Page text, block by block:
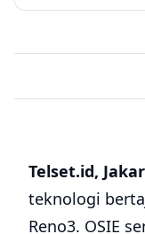
Telset.id,
teknologi
Reno3. OSIE